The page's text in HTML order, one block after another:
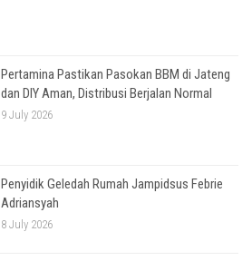
Pertamina Pastikan Pasokan BBM di Jateng
dan DIY Aman, Distribusi Berjalan Normal
9 July 2026
Penyidik Geledah Rumah Jampidsus Febrie
Adriansyah
8 July 2026